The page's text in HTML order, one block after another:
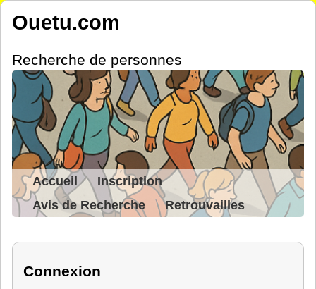
Ouetu.com
Recherche de personnes
Accueil
Inscription
Avis de Recherche
Retrouvailles
Connexion